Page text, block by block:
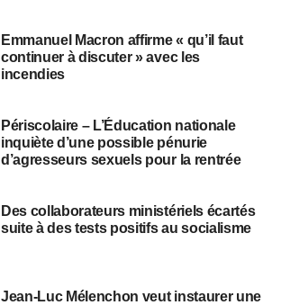
Emmanuel Macron affirme « qu’il faut
continuer à discuter » avec les
incendies
Périscolaire – L’Éducation nationale
inquiète d’une possible pénurie
d’agresseurs sexuels pour la rentrée
Des collaborateurs ministériels écartés
suite à des tests positifs au socialisme
Jean-Luc Mélenchon veut instaurer une